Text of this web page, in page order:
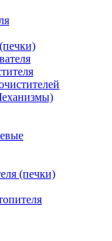
(печки)